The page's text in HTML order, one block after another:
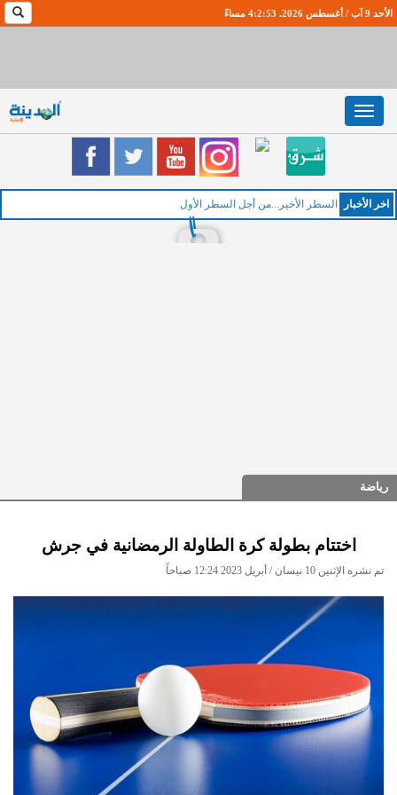
الأحد 9 آب / أغسطس 2026. 4:2:54 مساءً
Toggle
navigation
اخر اﻷخبار السطر الأخير...من أجل السطر الأول
رياضة
اختتام بطولة كرة الطاولة الرمضانية في جرش
تم نشره الإثنين 10 نيسان / أبريل 2023 12:24 صباحاً